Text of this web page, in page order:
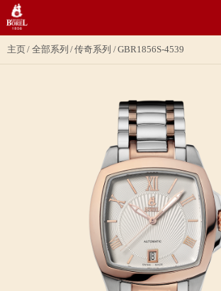
主页 全部系列 传奇系列 GBR1856S-4539